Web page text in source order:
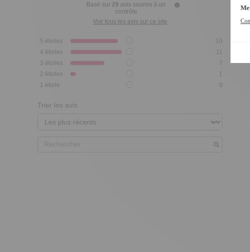
Basé sur 29 avis soumis à un
contrôle
Voir tous les avis sur ce site
5 étoiles
10
4 étoiles
11
3 étoiles
7
2 étoiles
1
1 étoile 0
Trier les avis